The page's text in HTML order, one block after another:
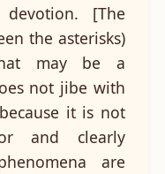
[The
the asterisks)
may be a
not jibe with
it is not
and clearly
are